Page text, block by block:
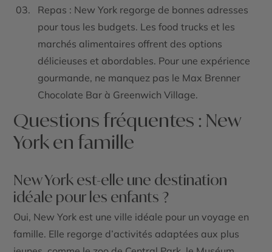
Repas : New York regorge de bonnes adresses
pour tous les budgets. Les food trucks et les
marchés alimentaires offrent des options
délicieuses et abordables. Pour une expérience
gourmande, ne manquez pas le Max Brenner
Chocolate Bar à Greenwich Village.
Questions fréquentes : New
York en famille
New York est-elle une destination
idéale pour les enfants ?
Oui, New York est une ville idéale pour un voyage en
famille. Elle regorge d’activités adaptées aux plus